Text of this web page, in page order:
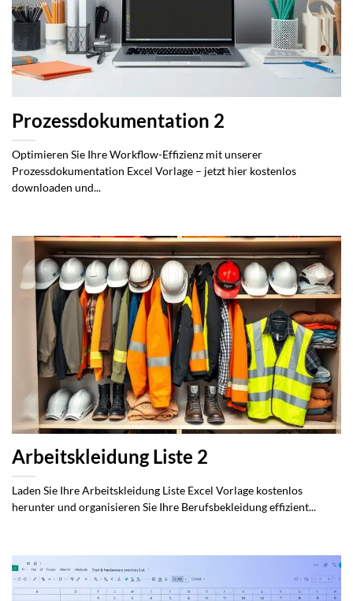
Prozessdokumentation 2
Optimieren Sie Ihre Workflow-Effizienz mit unserer
Prozessdokumentation Excel Vorlage – jetzt hier kostenlos
downloaden und...
Arbeitskleidung Liste 2
Laden Sie Ihre Arbeitskleidung Liste Excel Vorlage kostenlos
herunter und organisieren Sie Ihre Berufsbekleidung effizient...